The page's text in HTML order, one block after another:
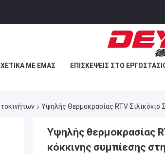
ΜΕ ΕΜΆΣ ΕΠΙΣΚΈΨΕΙΣ ΣΤΟ
Υψηλής Θερμοκρασίας RTV
Υψηλής θερμοκρασίας
κόκκινης συμπίεσης